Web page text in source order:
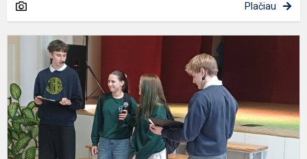
Plačiau